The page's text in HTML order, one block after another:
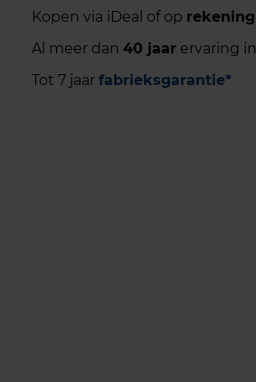
Kopen via iDeal of op rekening
Al meer dan 40 jaarervaring
Tot 7 jaar fabrieksgarantie*